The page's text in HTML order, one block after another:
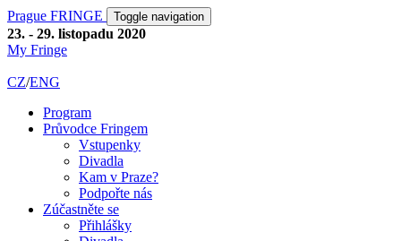
Prague FRINGE Toggle navigation
23. - 29. listopadu 2020
My Fringe
CZ/ENG
Program
Průvodce Fringem
Vstupenky
Divadla
Kam v Praze?
Podpořte nás
Zúčastněte se
Přihlášky